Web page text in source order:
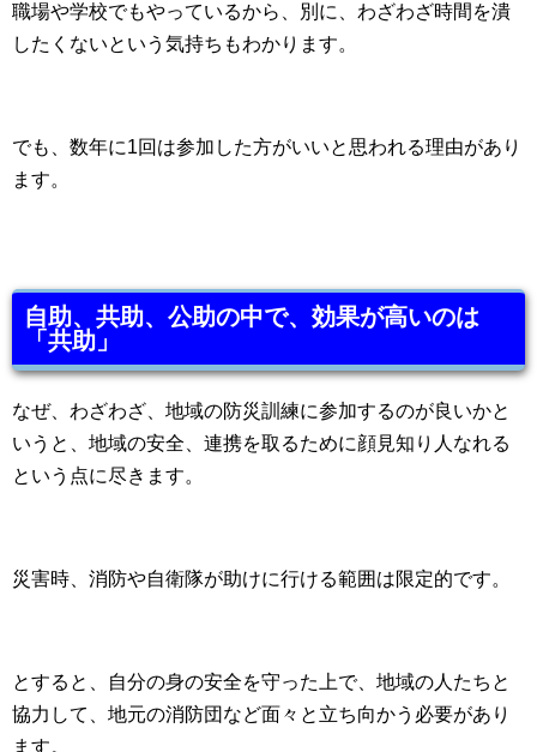
職場や学校でもやっているから、別に、わざわざ時間を潰
したくないという気持ちもわかります。
でも、数年に1回は参加した方がいいと思われる理由があり
ます。
自助、共助、公助の中で、効果が高いのは
「共助」
なぜ、わざわざ、地域の防災訓練に参加するのが良いかと
いうと、地域の安全、連携を取るために顔見知り人なれる
という点に尽きます。
災害時、消防や自衛隊が助けに行ける範囲は限定的です。
とすると、自分の身の安全を守った上で、地域の人たちと
協力して、地元の消防団など面々と立ち向かう必要があり
ます。